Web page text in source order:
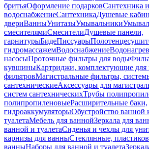
бритьяОформление подарковСантехника и
водоснабжениеСантехникаДушевые
двериВанныУнитазыУмывальники
смесителямиСмесителиДушевые панели,
гарнитурыБидеПиссуары
гидромассажемВодоснабжение
насосыПроточные фильтры для воды
кувшиныКартриджи, комплектующие для
фильтровМагистральные фильтры,
сантехническиеАксессуары для
систем сантехническихТрубы
полипропиленовыеРасширительные баки,
гидроаккумуляторыОбустройство ванной
туалетаМебель для ваннойЗеркала для
ванной и туалетаСиденья и чехлы для
карнизы для ванныСтеклянные,
ванныНаборы для ванной и туалета